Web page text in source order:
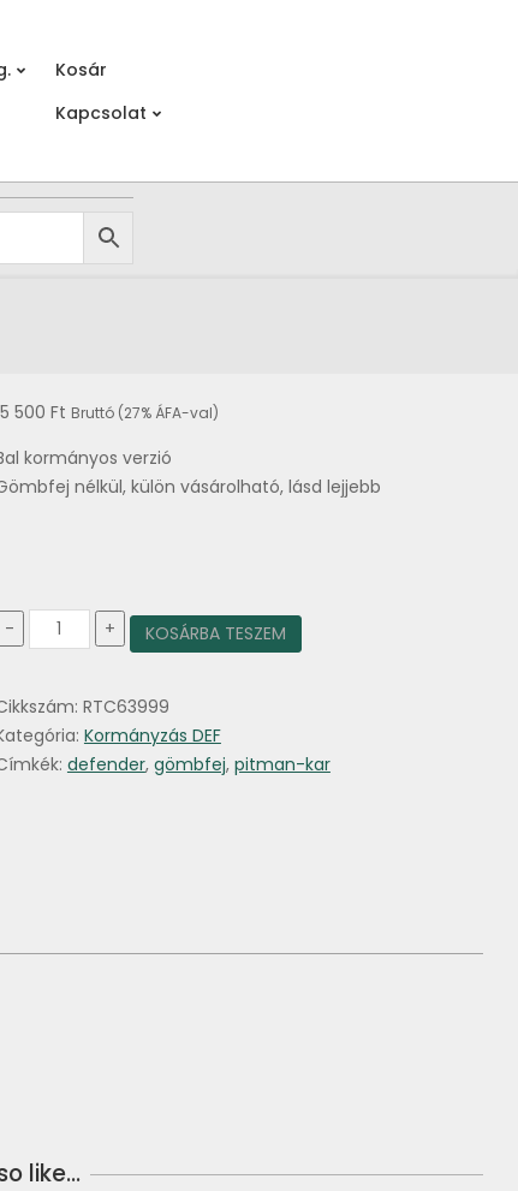
Kosár
Kapcsolat
500 Ft Bruttó (27% ÁFA-val)
kormányos verzió
nélkül, külön vásárolható, lásd lejjebb
-
Pitman
kar
mennyiség
+ KOSÁRBA TESZEM
RTC63999
Kormányzás DEF
defender, gömbfej, pitman-kar
like…